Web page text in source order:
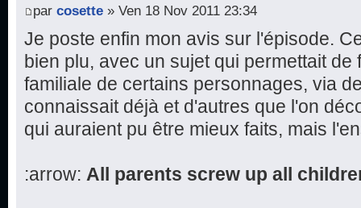
par cosette » Ven 18 Nov 2011 23:34
Je poste enfin mon avis sur l'épisode.
bien plu, avec un sujet qui permettait
familiale de certains personnages, via
connaissait déjà et d'autres que l'on
qui auraient pu être mieux faits, mais
:arrow: All parents screw up all